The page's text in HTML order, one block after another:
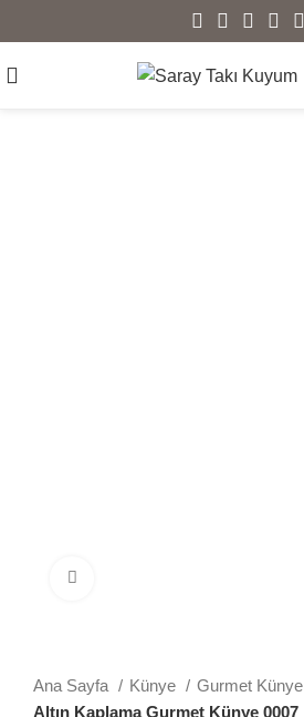
Ana Sayfa Künye
Gurmet Künye
Altın Kaplama Gurmet Künye 0007